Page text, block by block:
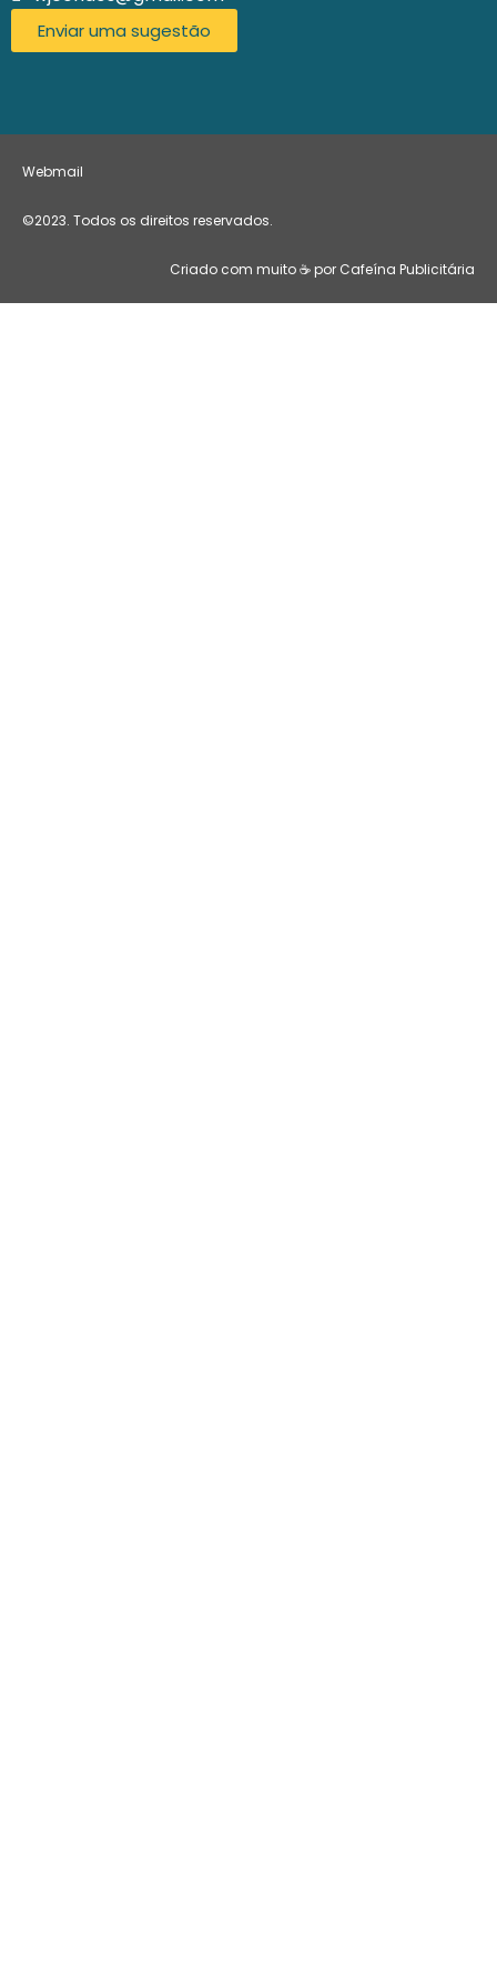
Enviar uma sugestão
Webmail
©2023. Todos os direitos reservados.
Criado com muito ☕ por Cafeína Publicitária